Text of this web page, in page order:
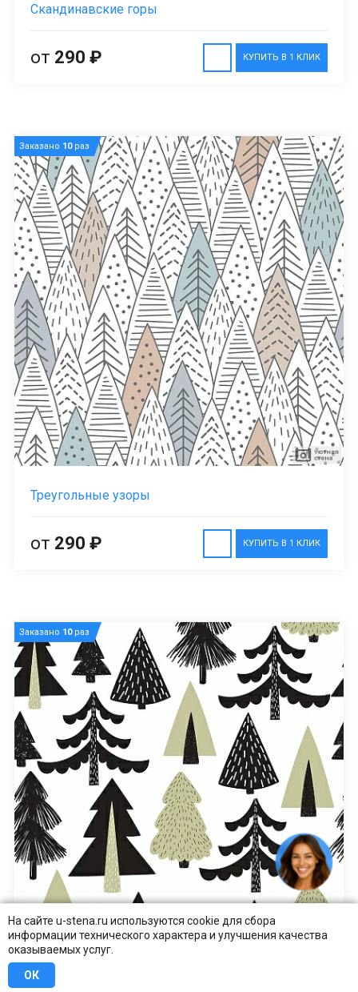
На сайте u-stena.ru используются cookie для сбора
информации технического характера и улучшения качества
оказываемых услуг.
ОК
Скандинавские горы
КУПИТЬ В 1 КЛИК
от 290 ₽
Заказано 10раз
Треугольные узоры
КУПИТЬ В 1 КЛИК
от 290 ₽
Заказано 10раз
Елочки в лесу